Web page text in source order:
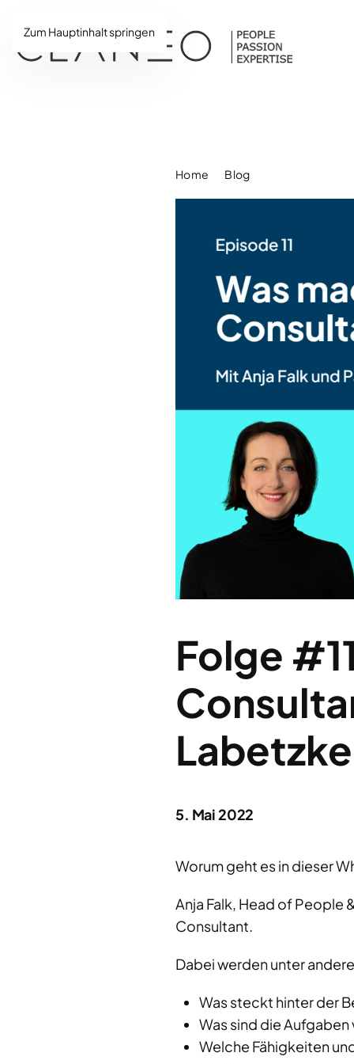
Zum Hauptinhalt springen
Home Blog
Folge
Labetzke
5. Mai 2022
Worum geht es in dieser
Anja Falk, Head of People
Consultant.
Dabei werden unter
Was steckt hinter der
Was sind die
Welche Fähigkeiten